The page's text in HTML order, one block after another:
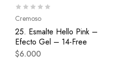
Cremoso
25. Esmalte Hello Pink –
Efecto Gel – 14-Free
$6.000